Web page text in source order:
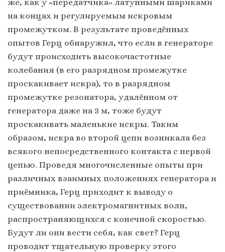
же, как у «передатчика» латунными шариками
на концах и регулируемым искровым
промежутком. В результате проведённых
опытов Герц обнаружил, что если в генераторе
будут происходить высокочастотные
колебания (в его разрядном промежутке
проскакивает искра), то в разрядном
промежутке резонатора, удалённом от
генератора даже на 3 м, тоже будут
проскакивать маленькие искры. Таким
образом, искра во второй цепи возникала без
всякого непосредственного контакта с первой
цепью. Проведя многочисленные опыты при
различных взаимных положениях генератора и
приёмника, Герц приходит к выводу о
существовании электромагнитных волн,
распространяющихся с конечной скоростью.
Будут ли они вести себя, как свет? Герц
проводит тщательную проверку этого